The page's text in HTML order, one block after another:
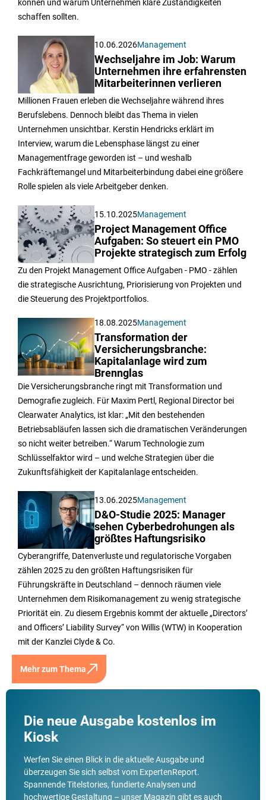
können und warum Unternehmen klare Zuständigkeiten
schaffen sollten.
10.06.2026Management
Wechseljahre im Job: Warum
Unternehmen ihre erfahrensten
Mitarbeiterinnen verlieren
Millionen Frauen erleben die Wechseljahre während ihres
Berufslebens. Dennoch bleibt das Thema in vielen
Unternehmen unsichtbar. Kerstin Hendricks erklärt im
Interview, warum die Lebensphase längst zu einer
Managementfrage geworden ist – und weshalb
Fachkräftemangel und Mitarbeiterbindung dabei eine größere
Rolle spielen als viele Arbeitgeber denken.
15.10.2025Management
Project Management Office
Aufgaben: So steuert ein PMO
Projekte strategisch zum Erfolg
Zu den Projekt Management Office Aufgaben - PMO - zählen
die strategische Ausrichtung, Priorisierung von Projekten und
die Steuerung des Projektportfolios.
18.08.2025Management
Transformation der
Versicherungsbranche:
Kapitalanlage wird zum
Brennglas
Die Versicherungsbranche ringt mit Transformation und
Demografie zugleich. Für Maxim Pertl, Regional Director bei
Clearwater Analytics, ist klar: „Mit den bestehenden
Betriebsabläufen lassen sich die dramatischen Veränderungen
so nicht weiter betreiben.“ Warum Technologie zum
Schlüsselfaktor wird – und welche Strategien über die
Zukunftsfähigkeit der Kapitalanlage entscheiden.
13.06.2025Management
D&O-Studie 2025: Manager
sehen Cyberbedrohungen als
größtes Haftungsrisiko
Cyberangriffe, Datenverluste und regulatorische Vorgaben
zählen 2025 zu den größten Haftungsrisiken für
Führungskräfte in Deutschland – dennoch räumen viele
Unternehmen dem Risikomanagement zu wenig strategische
Priorität ein. Zu diesem Ergebnis kommt der aktuelle „Directors’
and Officers’ Liability Survey“ von Willis (WTW) in Kooperation
mit der Kanzlei Clyde & Co.
Mehr zum Thema
Die neue Ausgabe kostenlos im
Kiosk
Werfen Sie einen Blick in die aktuelle Ausgabe und
überzeugen Sie sich selbst vom ExpertenReport.
Spannende Titelstories, fundierte Analysen und
hochwertige Gestaltung – unser Magazin gibt es auch